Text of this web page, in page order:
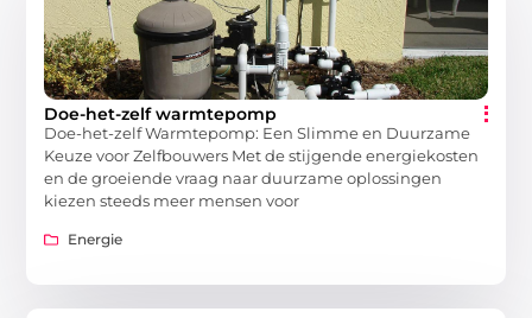
Doe-het-zelf warmtepomp
Doe-het-zelf Warmtepomp: Een Slimme en Duurzame
Keuze voor Zelfbouwers Met de stijgende energiekosten
en de groeiende vraag naar duurzame oplossingen
kiezen steeds meer mensen voor
Energie